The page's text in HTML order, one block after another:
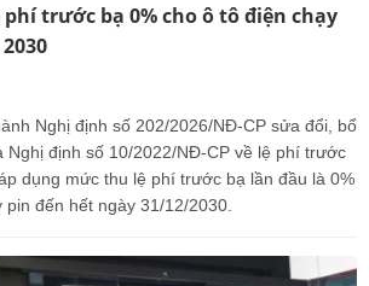
trước bạ 0% cho ô tô điện chạy
Nghị định số 202/2026/NĐ-CP sửa đổi, bổ
Nghị định số 10/2022/NĐ-CP về lệ phí trước
dụng mức thu lệ phí trước bạ lần đầu là 0%
đến hết ngày 31/12/2030.